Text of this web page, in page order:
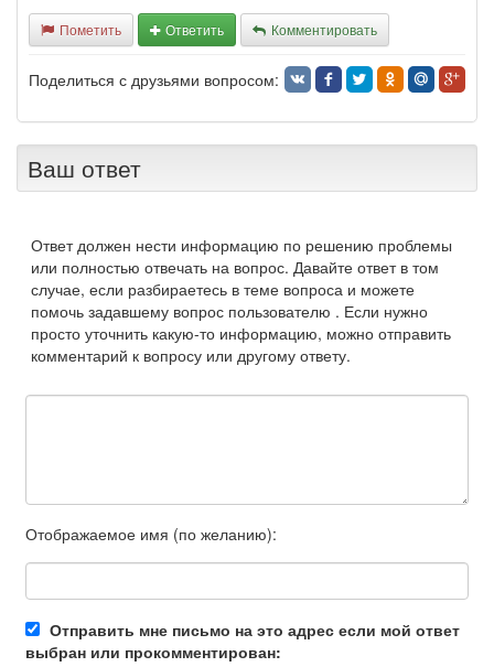
Пометить Ответить Комментировать
Поделиться с друзьями вопросом:
Ваш ответ
Ответ должен нести информацию по решению проблемы
или полностью отвечать на вопрос. Давайте ответ в том
случае, если разбираетесь в теме вопроса и можете
помочь задавшему вопрос пользователю . Если нужно
просто уточнить какую-то информацию, можно отправить
комментарий к вопросу или другому ответу.
Отображаемое имя (по желанию):
Отправить мне письмо на это адрес если мой ответ
выбран или прокомментирован: